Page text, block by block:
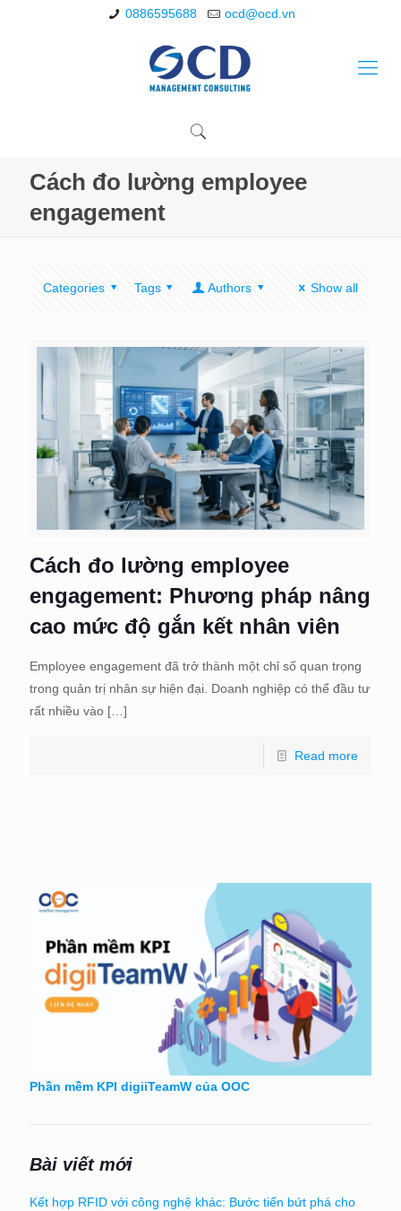
0886595688 ocd@ocd.vn
Cách đo lường employee
engagement
Categories Tags Authors Show all
Cách đo lường employee
engagement: Phương pháp nâng
cao mức độ gắn kết nhân viên
Employee engagement đã trở thành một chỉ số quan trọng
trong quản trị nhân sự hiện đại. Doanh nghiệp có thể đầu tư
rất nhiều vào […]
Read more
Phần mềm KPI digiiTeamW của OOC
Bài viết mới
Kết hợp RFID với công nghệ khác: Bước tiến bứt phá cho